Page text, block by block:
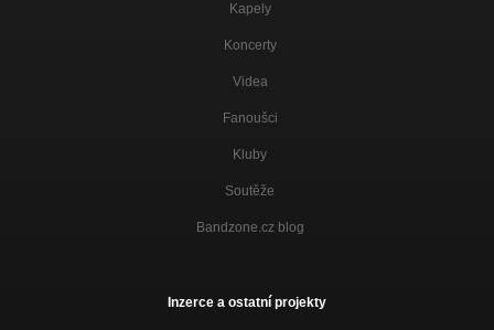
Kapely
Koncerty
Videa
Fanoušci
Kluby
Soutěže
Bandzone.cz blog
Inzerce a ostatní projekty